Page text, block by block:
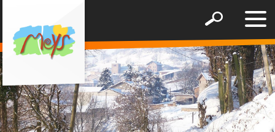
le
Afficher
formulaire
de
recherche